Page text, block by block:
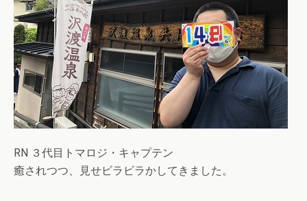
RN ３代目トマロジ・キャプテン
癒されつつ、見せビラビラかしてきました。